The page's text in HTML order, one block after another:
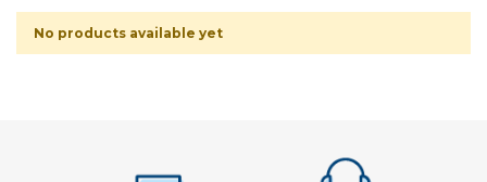
No products available yet